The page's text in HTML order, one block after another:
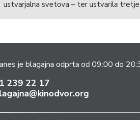
ustvarjalna svetova – ter ustvarila
je blagajna odprta od 09:00 do
239 22 17